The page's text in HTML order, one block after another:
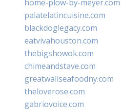
home-plow-by-meyer.com
palatelatincuisine.com
blackdoglegacy.com
eatvivahouston.com
thebigshowok.com
chimeandstave.com
greatwallseafoodny.com
theloverose.com
gabriovoice.com